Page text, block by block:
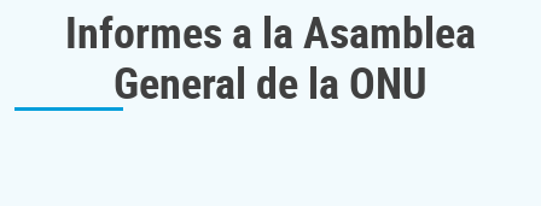
Informes a la Asamblea
General de la ONU